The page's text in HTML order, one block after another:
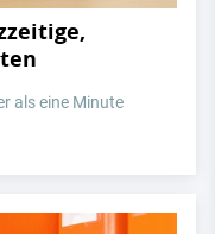
als eine Minute